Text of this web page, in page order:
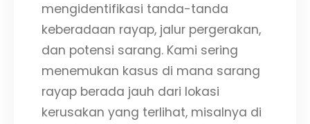
mengidentifikasi tanda-tanda
keberadaan rayap, jalur pergerakan,
dan potensi sarang. Kami sering
menemukan kasus di mana sarang
rayap berada jauh dari lokasi
kerusakan yang terlihat, misalnya di